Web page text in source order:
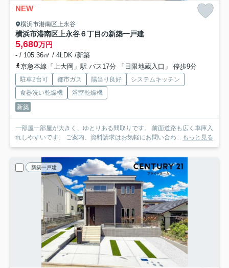
NEW
横浜市港南区上永谷
横浜市港南区上永谷６丁目の新築一戸建
5,680万円
- / 105.36㎡ / 4LDK /新築
京急本線「上大岡」駅 バス17分 「日限地蔵入口」 停歩9分
駐車2台可 都市ガス 陽当り良好
システムキッチン
食器洗い乾燥機
浴室乾燥機
新築
一部屋一部屋が大きく、ゆとりある間取りです。 前面道路も広く車庫入
れしやすいです。 ご案内、資料請求はお気軽にお問い合わ... もっと見る
新築一戸建